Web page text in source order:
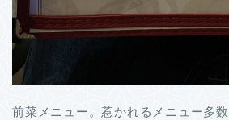
前菜メニュー。惹かれるメニュー多数